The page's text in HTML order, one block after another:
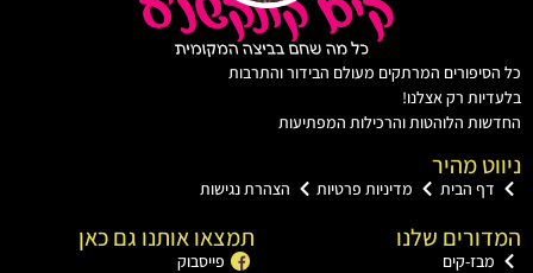
המרתקים מעולם הבידור והתרבות
רק אצלנו!
הלוהטות והרכילות המפתיעות
מהיר
הבית מדיניות פרטיות הצהרת נגישות
שלנו
קים
תמצאו אותנו גם כאן
פייסבוק